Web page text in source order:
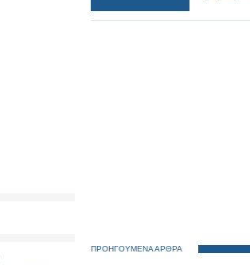
ΠΡΟΗΓΟΥΜΕΝΑ ΑΡΘΡΑ